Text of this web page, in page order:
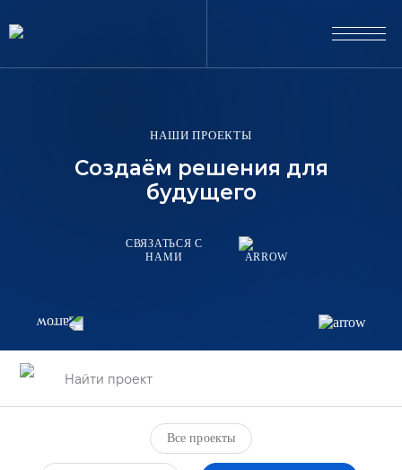
НАШИ ПРОЕКТЫ
Создаём решения для
будущего
СВЯЗАТЬСЯ С
НАМИ
Все проекты